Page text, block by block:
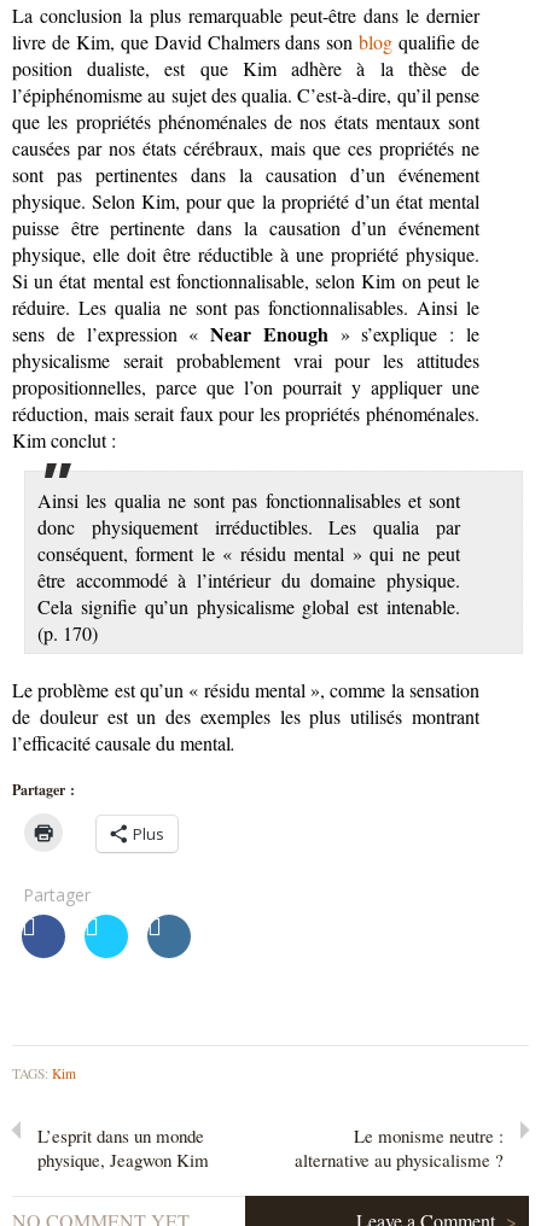
La conclusion la plus remarquable peut-être dans le dernier
livre de Kim, que David Chalmers dans sonblog qualifie de
position dualiste, est que Kim adhère à la thèse de
l’épiphénomisme au sujet des qualia. C’est-à-dire, qu’il pense
que les propriétés phénoménales de nos états mentaux sont
causées par nos états cérébraux, mais que ces propriétés ne
sont pas pertinentes dans la causation d’un événement
physique. Selon Kim, pour que la propriété d’un état mental
puisse être pertinente dans la causation d’un événement
physique, elle doit être réductible à une propriété physique.
Si un état mental est fonctionnalisable, selon Kim on peut le
réduire. Les qualia ne sont pas fonctionnalisables. Ainsi le
sens de l’expression «Near Enough » s’explique : le
physicalisme serait probablement vrai pour les attitudes
propositionnelles, parce que l’on pourrait y appliquer une
réduction, mais serait faux pour les propriétés phénoménales.
Kim conclut :
Ainsi les qualia ne sont pas fonctionnalisables et sont
donc physiquement irréductibles. Les qualia par
conséquent, forment le « résidu mental » qui ne peut
être accommodé à l’intérieur du domaine physique.
Cela signifie qu’un physicalisme global est intenable.
(p. 170)
Le problème est qu’un « résidu mental », comme la sensation
de douleur est un des exemples les plus utilisés montrant
l’efficacité causale du mental.
Partager :
Plus
Partager
TAGS: Kim
L’esprit dans un monde
physique, Jeagwon Kim
Le monisme neutre :
alternative au physicalisme ?
NO COMMENT YET Leave a Comment >